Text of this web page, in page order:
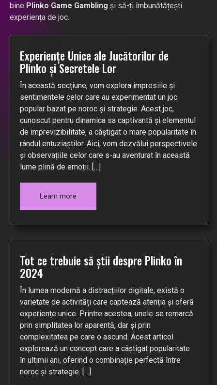
bine Plinko Game Gambling și să-ți îmbunătățești
experiența de joc.
Experiențe Unice ale Jucătorilor de
Plinko și Secretele Lor
În această secțiune, vom explora impresiile și
sentimentele celor care au experimentat un joc
popular bazat pe noroc și strategie. Acest joc,
cunoscut pentru dinamica sa captivantă și elementul
de imprevizibilitate, a câștigat o mare popularitate în
rândul entuziaștilor. Aici, vom dezvălui perspectivele
și observațiile celor care s-au aventurat în această
lume plină de emoții. […]
Learn more
Tot ce trebuie să știi despre Plinko în
2024
În lumea modernă a distracțiilor digitale, există o
varietate de activități care captează atenția și oferă
experiențe unice. Printre acestea, unele se remarcă
prin simplitatea lor aparentă, dar și prin
complexitatea pe care o ascund. Acest articol
explorează un concept care a câștigat popularitate
în ultimii ani, oferind o combinație perfectă între
noroc și strategie. […]